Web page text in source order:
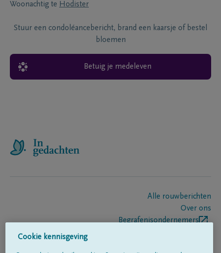
Woonachtig te Hodister
Stuur een condoléancebericht, brand een kaarsje of bestel
bloemen
Betuig je medeleven
Alle rouwberichten
Over ons
Begrafenisondernemers
Cookie kennisgeving